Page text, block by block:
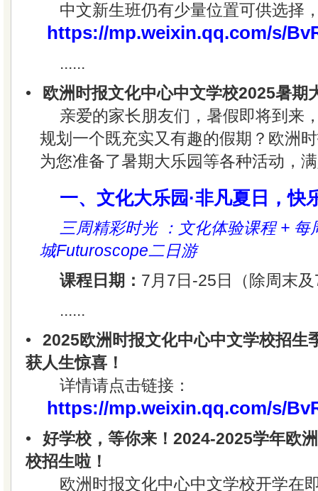
中文新生班仍有少量位置可供选择
https://mp.weixin.qq.com/s/
......
•
欧洲时报文化中心中文学校2025暑期
亲爱的家长朋友们，暑假即将到来
规划一个既充实又有趣的假期？欧洲
为您准备了暑期大乐园等各种活动，
一、文化大乐园·非凡夏日，快
三周精彩时光 ：文化体验课程 +
城Futuroscope二日游
课程日期： 7月7日-25日（除周末
......
•
2025欧洲时报文化中心中文学校招生
获人生惊喜！
详情请点击链接：
https://mp.weixin.qq.com/s/
•
好学校，等你来！2024-2025学年欧
校招生啦！
欧洲时报文化中心中文学校开学在